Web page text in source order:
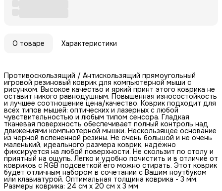
О товаре Характеристики
Противоскользящий / Антискользящий прямоугольный
игровой резиновый коврик для компьютерной мыши с
рисунком. Высокое качество и яркий принт этого коврика не
оставит никого равнодушным. Повышенная износостойкость
и лучшее соотношение цена/качество. Коврик подходит для
всех типов мышей: оптических и лазерных с любой
чувствительностью и любым типом сенсора. Гладкая
тканевая поверхность обеспечивает полный контроль над
движениями компьютерной мышки. Нескользящее основание
из чёрной вспененной резины. Не очень большой и не очень
маленький, идеального размера коврик, надёжно
фиксируется на любой поверхности. Не скользит по столу и
приятный на ощупь. Легко и удобно почистить и в отличие от
ковриков с RGB подсветкой его можно стирать. Этот коврик
будет отличным набором в сочетании с Вашим ноутбуком
или клавиатурой. Оптимальная толщина коврика - 3 мм.
Размеры коврика: 24 см x 20 см x 3 мм